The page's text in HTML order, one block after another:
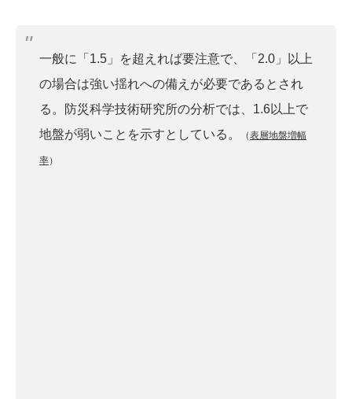
一般に「1.5」を超えれば要注意で、「2.0」以上
の場合は強い揺れへの備えが必要であるとされ
る。防災科学技術研究所の分析では、1.6以上で
地盤が弱いことを示すとしている。
（表層地盤増幅
率）